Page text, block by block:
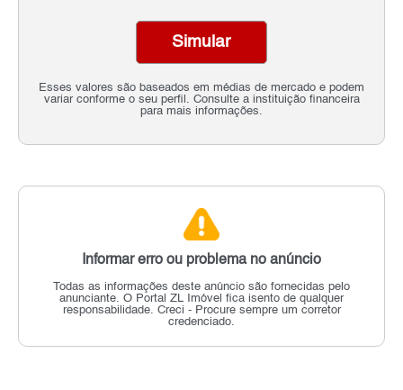
Esses valores são baseados em médias de mercado e podem
variar conforme o seu perfil. Consulte a instituição financeira
para mais informações.
Simular
Informar erro ou problema no anúncio
Todas as informações deste anúncio são fornecidas pelo
anunciante. O Portal ZL Imóvel fica isento de qualquer
responsabilidade. Creci - Procure sempre um corretor
credenciado.